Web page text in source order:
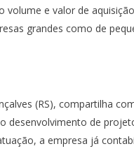
volume e valor de
grandes como de
(RS), compartilha
desenvolvimento de
a empresa já